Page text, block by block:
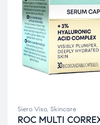
Siero Viso, Skincare
ROC MULTI